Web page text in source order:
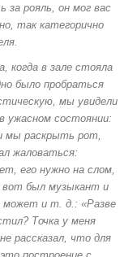
за рояль, он мог вас
так категорично
когда в зале стояла
было пробраться
мы увидели
ужасном состоянии:
мы раскрыть рот,
жаловаться:
его нужно на слом,
вот был музыкант и
может и т. д.: «Разве
Точка у меня
рассказал, что для